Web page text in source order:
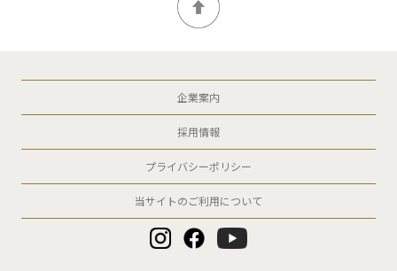
企業案内
採用情報
プライバシーポリシー
当サイトのご利用について